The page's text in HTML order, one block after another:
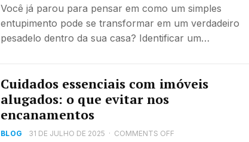
Você já parou para pensar em como um simples
entupimento pode se transformar em um verdadeiro
pesadelo dentro da sua casa? Identificar um…
Cuidados essenciais com imóveis
alugados: o que evitar nos
encanamentos
BLOG 31 DE JULHO DE 2025 · COMMENTS OFF